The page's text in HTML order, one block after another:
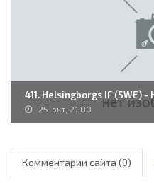
411. Helsingborgs IF (SWE) -
25-окт, 21:00
Комментарии сайта (0)